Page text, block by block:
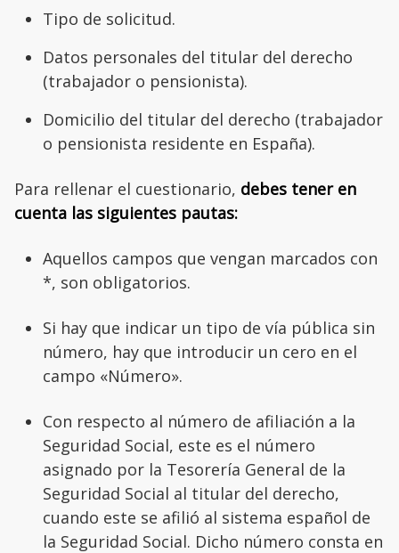
Tipo de solicitud.
Datos personales del titular del derecho
(trabajador o pensionista).
Domicilio del titular del derecho (trabajador
o pensionista residente en España).
Para rellenar el cuestionario, debes tener en
cuenta las siguientes pautas:
Aquellos campos que vengan marcados con
*, son obligatorios.
Si hay que indicar un tipo de vía pública sin
número, hay que introducir un cero en el
campo «Número».
Con respecto al número de afiliación a la
Seguridad Social, este es el número
asignado por la Tesorería General de la
Seguridad Social al titular del derecho,
cuando este se afilió al sistema español de
la Seguridad Social. Dicho número consta en